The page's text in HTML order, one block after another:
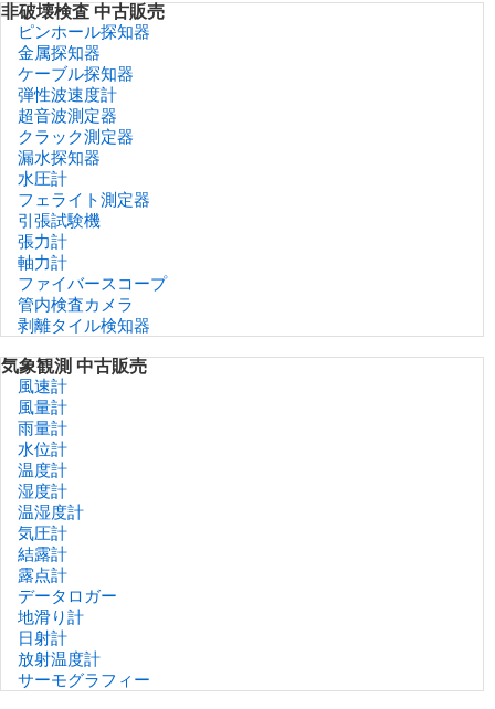
非破壊検査 中古販売
ピンホール探知器
金属探知器
ケーブル探知器
弾性波速度計
超音波測定器
クラック測定器
漏水探知器
水圧計
フェライト測定器
引張試験機
張力計
軸力計
ファイバースコープ
管内検査カメラ
剥離タイル検知器
気象観測 中古販売
風速計
風量計
雨量計
水位計
温度計
湿度計
温湿度計
気圧計
結露計
露点計
データロガー
地滑り計
日射計
放射温度計
サーモグラフィー